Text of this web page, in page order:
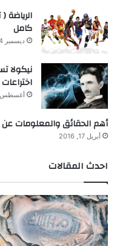
كامل
ديسمبر 14, 2015
اختراعات
أغسطس 12, 2018
أهم الحقائق والمعلومات
أبريل 17, 2016
احدث المقالات